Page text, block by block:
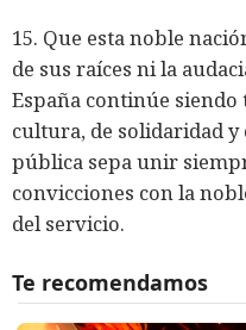
15. Que esta noble
de sus raíces ni la
España continúe
cultura, de solidaridad y
pública sepa unir
convicciones con la
del servicio.